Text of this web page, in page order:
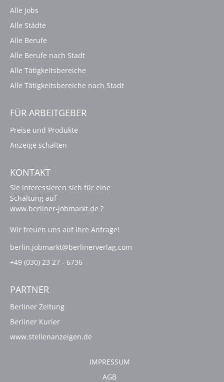
Alle Jobs
Alle Städte
Alle Berufe
Alle Berufe nach Stadt
Alle Tätigkeitsbereiche
Alle Tätigkeitsbereiche nach Stadt
FÜR ARBEITGEBER
Preise und Produkte
Anzeige schalten
KONTAKT
Sie interessieren sich für eine
Schaltung auf
www.berliner-jobmarkt.de ?
Wir freuen uns auf Ihre Anfrage!
berlin.jobmarkt@berlinerverlag.com
+49 (030) 23 27 - 6736
PARTNER
Berliner Zeitung
Berliner Kurier
www.stellenanzeigen.de
IMPRESSUM
AGB